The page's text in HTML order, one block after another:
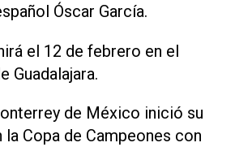
Óscar García.
el 12 de febrero en el
Guadalajara.
de México inició su
Copa de Campeones con